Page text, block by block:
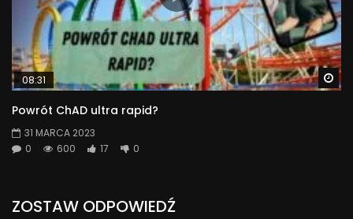
08:31
Powrót ChAD ultra rapid?
31 MARCA 2023
0
600 17 0
ZOSTAW ODPOWIEDŹ